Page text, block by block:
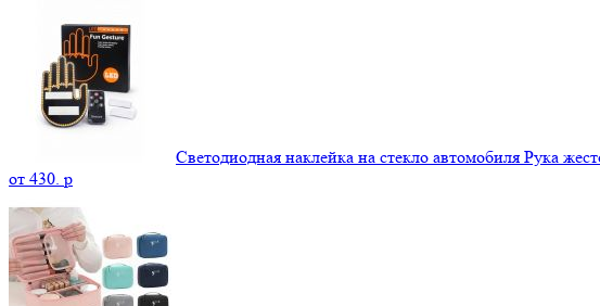
Светодиодная наклейка на стекло автомобиля Рука
от 430. p